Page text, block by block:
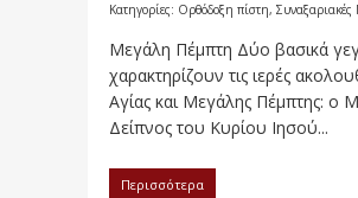
Κατηγορίες: Ορθόδοξη πίστη, Συναξαριακές
Μεγάλη Πέμπτη Δύο βασικά
χαρακτηρίζουν τις ιερές
Αγίας και Μεγάλης Πέμπτης: ο
Δείπνος του Κυρίου Ιησού...
Περισσότερα